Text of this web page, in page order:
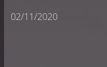
02/11/2020